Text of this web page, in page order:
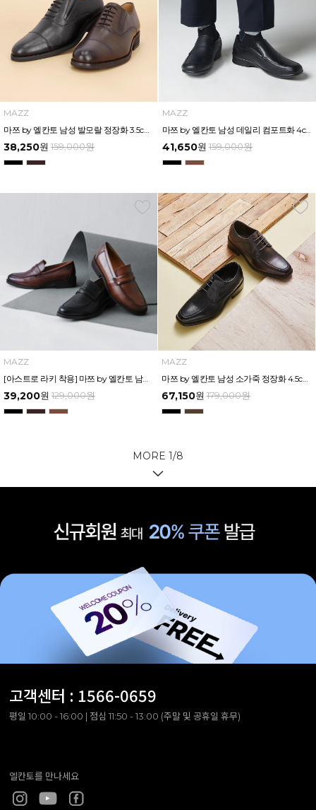
MAZZ
마쯔 by 엘칸토 남성 발모랄 정장화 3.5cm LCMD43M313
38,250원 159,000원
MAZZ
마쯔 by 엘칸토 남성 데일리 컴포트화 4cm LCMF94M326
41,650원 159,000원
MAZZ
[아스트로 라키 착용] 마쯔 by 엘칸토 남성 세미 로퍼 3.5cm LCMD41I111
39,200원 129,000원
MAZZ
마쯔 by 엘칸토 남성 소가죽 정장화 4.5cm LCMD57M326
67,150원 179,000원
MORE 1/8
고객센터 : 1566-0659
평일 10:00 - 16:00 | 점심 11:50 - 13:00 (주말 및 공휴일 휴무)
엘칸토를 만나세요